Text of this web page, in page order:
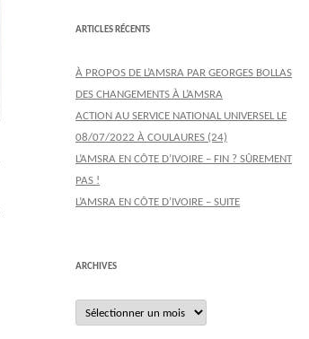
ARTICLES RÉCENTS
À PROPOS DE L’AMSRA PAR GEORGES BOLLAS
DES CHANGEMENTS À L’AMSRA
ACTION AU SERVICE NATIONAL UNIVERSEL LE
08/07/2022 À COULAURES (24)
L’AMSRA EN CÔTE D’IVOIRE – FIN ? SÛREMENT
PAS !
L’AMSRA EN CÔTE D’IVOIRE – SUITE
ARCHIVES
Archives